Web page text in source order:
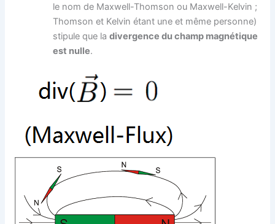
le nom de Maxwell-Thomson ou Maxwell-Kelvin ;
Thomson et Kelvin étant une et même personne)
stipule que ladivergence du champ magnétique
est nulle.